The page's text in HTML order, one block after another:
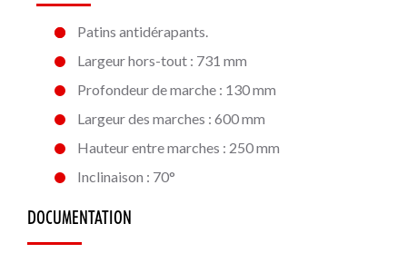
Patins antidérapants.
Largeur hors-tout : 731 mm
Profondeur de marche : 130 mm
Largeur des marches : 600 mm
Hauteur entre marches : 250 mm
Inclinaison : 70°
DOCUMENTATION